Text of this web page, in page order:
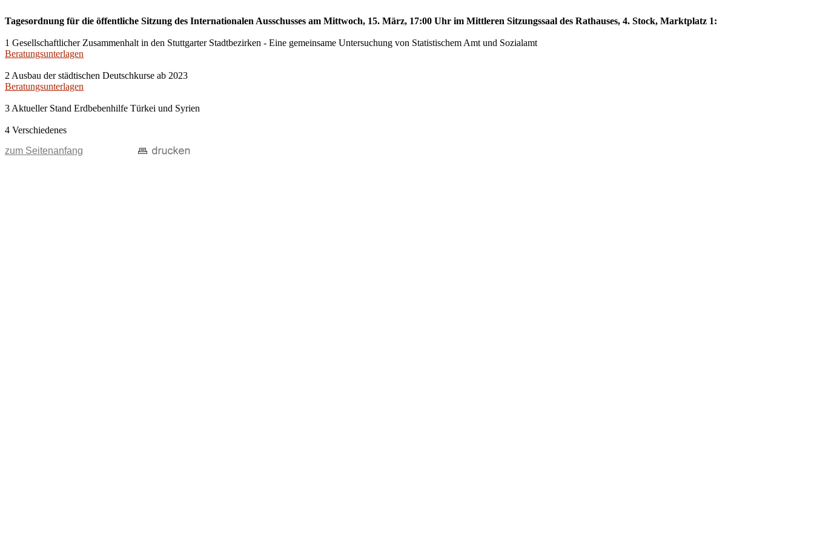
Tagesordnung für die öffentliche Sitzung des Internationalen Ausschusses am Mittwoch, 15. März, 17:00 Uhr im Mittleren Sitzungssaal des Rathauses, 4. Stock, Marktplatz 1:
1 Gesellschaftlicher Zusammenhalt in den Stuttgarter Stadtbezirken - Eine gemeinsame Untersuchung von Statistischem Amt und Sozialamt
Beratungsunterlagen
2 Ausbau der städtischen Deutschkurse ab 2023
Beratungsunterlagen
3 Aktueller Stand Erdbebenhilfe Türkei und Syrien
4 Verschiedenes
zum Seitenanfang